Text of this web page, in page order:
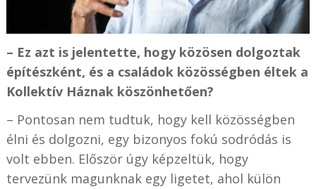
– Ez azt is jelentette, hogy közösen dolgoztak
építészként, és a családok közösségben éltek a
Kollektív Háznak köszönhetően?
– Pontosan nem tudtuk, hogy kell közösségben
élni és dolgozni, egy bizonyos fokú sodródás is
volt ebben. Először úgy képzeltük, hogy
tervezünk magunknak egy ligetet, ahol külön